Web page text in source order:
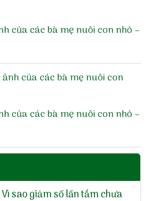
của các bà mẹ nuôi con nhỏ –
của các bà mẹ nuôi con nhỏ –
sao giảm số lần tắm chưa